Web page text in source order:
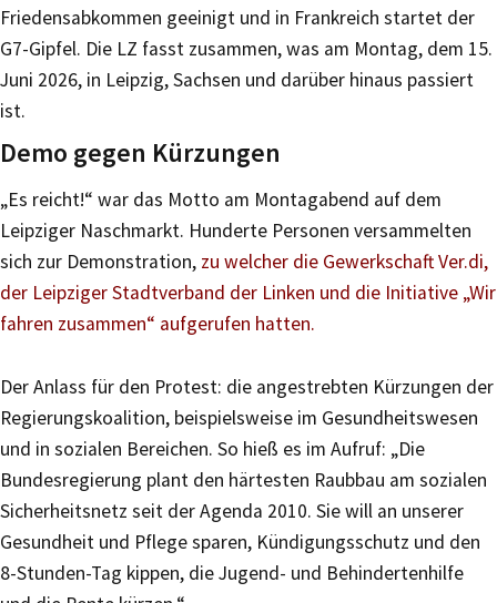
Friedensabkommen geeinigt und in Frankreich startet der
G7-Gipfel. Die LZ fasst zusammen, was am Montag, dem 15.
Juni 2026, in Leipzig, Sachsen und darüber hinaus passiert
ist.
Demo gegen Kürzungen
„Es reicht!“ war das Motto am Montagabend auf dem
Leipziger Naschmarkt. Hunderte Personen versammelten
sich zur Demonstration, zu welcher die Gewerkschaft Ver.di,
der Leipziger Stadtverband der Linken und die Initiative „Wir
fahren zusammen“ aufgerufen hatten.
Der Anlass für den Protest: die angestrebten Kürzungen der
Regierungskoalition, beispielsweise im Gesundheitswesen
und in sozialen Bereichen. So hieß es im Aufruf: „Die
Bundesregierung plant den härtesten Raubbau am sozialen
Sicherheitsnetz seit der Agenda 2010. Sie will an unserer
Gesundheit und Pflege sparen, Kündigungsschutz und den
8-Stunden-Tag kippen, die Jugend- und Behindertenhilfe